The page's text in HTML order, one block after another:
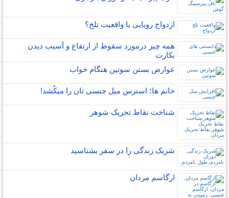
ازدواج رویایی یا واقعیت تلخ؟
همه چیز درمورد سقوط از ارتفاع و آسیب دیدن
بکارت
عوارض بستن سوتین هنگام خواب
خانم ها؛ استرس میل جنسی تان را میکُشد!
شناخت نقاط تحریک شوهر
شریک زندگی را در سفر بشناسید
ارگاسم مردان